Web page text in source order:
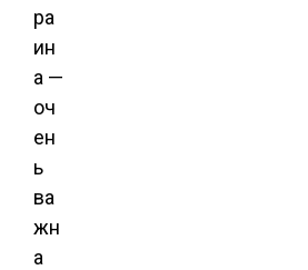
ра
ин
а —
оч
ен
ь
ва
жн
а